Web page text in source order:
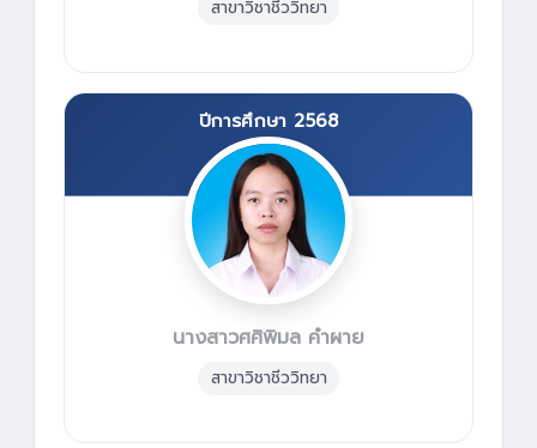
สาขาวิชาชีววิทยา
ปีการศึกษา 2568
นางสาวศศิพิมล คำผาย
สาขาวิชาชีววิทยา